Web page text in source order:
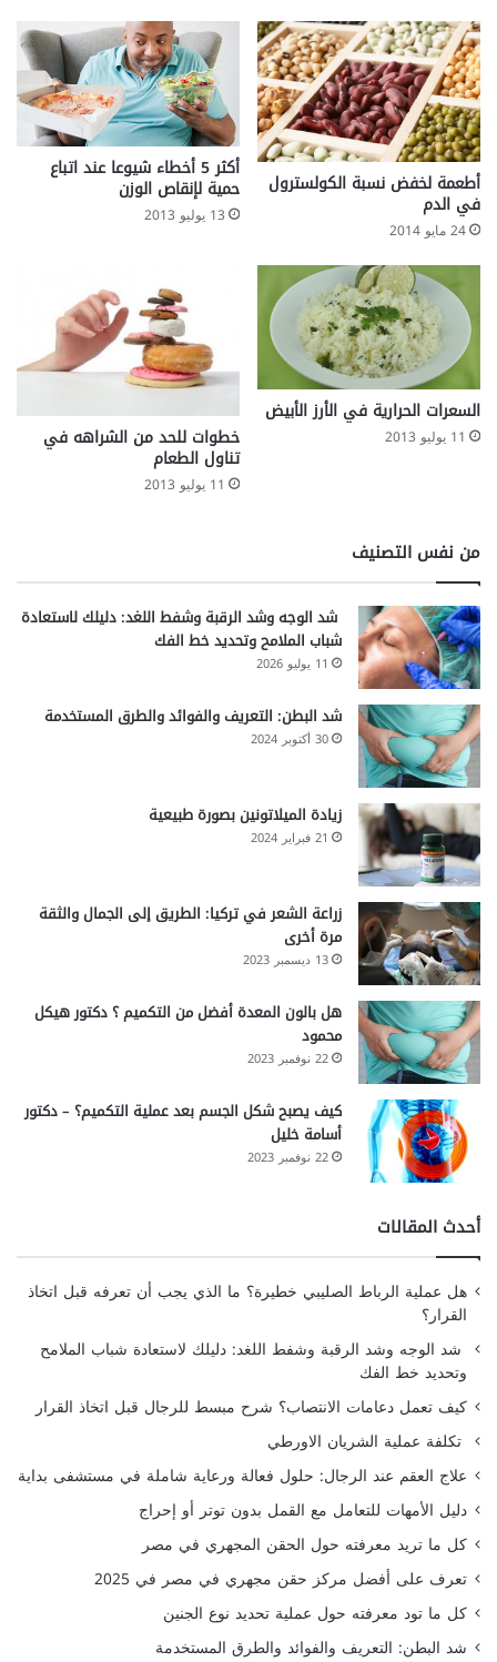
أطعمة لخفض نسبة الكولسترول
في الدم
24 مايو 2014
أكثر 5 أخطاء شيوعا عند اتباع
حمية لإنقاص الوزن
13 يوليو 2013
السعرات الحرارية في الأرز الأبيض
11 يوليو 2013 خطوات للحد من الشراهه في
تناول الطعام
11 يوليو 2013
من نفس التصنيف
شد الوجه وشد الرقبة وشفط اللغد: دليلك لاستعادة
شباب الملامح وتحديد خط الفك
11 يوليو 2026
شد البطن: التعريف والفوائد والطرق المستخدمة
30 أكتوبر 2024
زيادة الميلاتونين بصورة طبيعية
21 فبراير 2024
زراعة الشعر في تركيا: الطريق إلى الجمال والثقة
مرة أخرى
13 ديسمبر 2023
هل بالون المعدة أفضل من التكميم ؟ دكتور هيكل
محمود
22 نوفمبر 2023
كيف يصبح شكل الجسم بعد عملية التكميم؟ – دكتور
أسامة خليل
22 نوفمبر 2023
أحدث المقالات
هل عملية الرباط الصليبي خطيرة؟ ما الذي يجب أن تعرفه قبل اتخاذ
القرار؟
شد الوجه وشد الرقبة وشفط اللغد: دليلك لاستعادة شباب الملامح
وتحديد خط الفك
كيف تعمل دعامات الانتصاب؟ شرح مبسط للرجال قبل اتخاذ القرار
تكلفة عملية الشريان الاورطي
علاج العقم عند الرجال: حلول فعالة ورعاية شاملة في مستشفى بداية
دليل الأمهات للتعامل مع القمل بدون توتر أو إحراج
كل ما تريد معرفته حول الحقن المجهري في مصر
تعرف على أفضل مركز حقن مجهري في مصر في 2025
كل ما تود معرفته حول عملية تحديد نوع الجنين
شد البطن: التعريف والفوائد والطرق المستخدمة